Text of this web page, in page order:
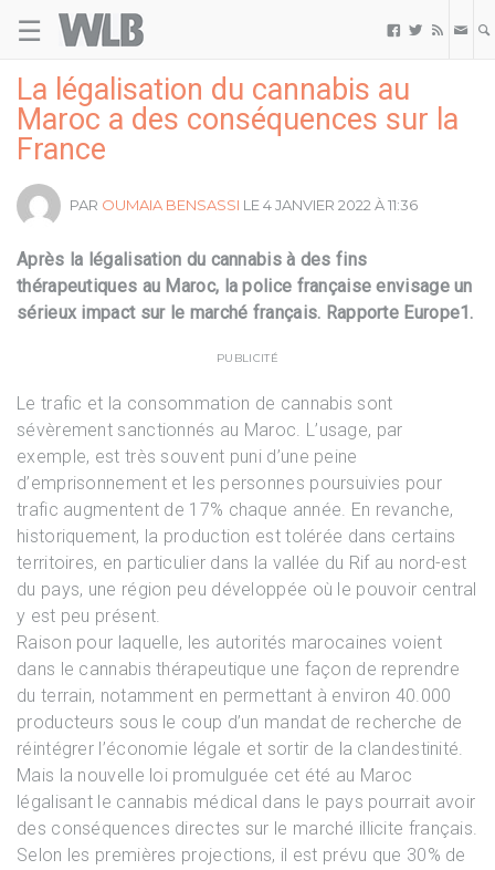
☰   
La légalisation du cannabis au
Maroc a des conséquences sur la
France
PAR OUMAIA BENSASSI LE 4 JANVIER 2022 À 11:36
Après la légalisation du cannabis à des fins
thérapeutiques au Maroc, la police française envisage un
sérieux impact sur le marché français. Rapporte Europe1.
PUBLICITÉ
Le trafic et la consommation de cannabis sont
sévèrement sanctionnés au Maroc. L’usage, par
exemple, est très souvent puni d’une peine
d’emprisonnement et les personnes poursuivies pour
trafic augmentent de 17% chaque année. En revanche,
historiquement, la production est tolérée dans certains
territoires, en particulier dans la vallée du Rif au nord-est
du pays, une région peu développée où le pouvoir central
y est peu présent.
Raison pour laquelle, les autorités marocaines voient
dans le cannabis thérapeutique une façon de reprendre
du terrain, notamment en permettant à environ 40.000
producteurs sous le coup d’un mandat de recherche de
réintégrer l’économie légale et sortir de la clandestinité.
Mais la nouvelle loi promulguée cet été au Maroc
légalisant le cannabis médical dans le pays pourrait avoir
des conséquences directes sur le marché illicite français.
Selon les premières projections, il est prévu que 30% de